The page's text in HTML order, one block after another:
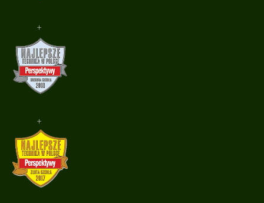
+
+